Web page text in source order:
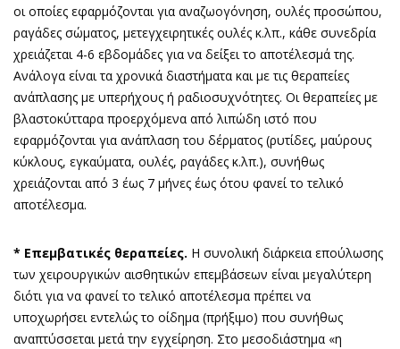
οι οποίες εφαρμόζονται για αναζωογόνηση, ουλές προσώπου,
ραγάδες σώματος, μετεγχειρητικές ουλές κ.λπ., κάθε συνεδρία
χρειάζεται 4-6 εβδομάδες για να δείξει το αποτέλεσμά της.
Ανάλογα είναι τα χρονικά διαστήματα και με τις θεραπείες
ανάπλασης με υπερήχους ή ραδιοσυχνότητες. Οι θεραπείες με
βλαστοκύτταρα προερχόμενα από λιπώδη ιστό που
εφαρμόζονται για ανάπλαση του δέρματος (ρυτίδες, μαύρους
κύκλους, εγκαύματα, ουλές, ραγάδες κ.λπ.), συνήθως
χρειάζονται από 3 έως 7 μήνες έως ότου φανεί το τελικό
αποτέλεσμα.
* Επεμβατικές θεραπείες. Η συνολική διάρκεια επούλωσης
των χειρουργικών αισθητικών επεμβάσεων είναι μεγαλύτερη
διότι για να φανεί το τελικό αποτέλεσμα πρέπει να
υποχωρήσει εντελώς το οίδημα (πρήξιμο) που συνήθως
αναπτύσσεται μετά την εγχείρηση. Στο μεσοδιάστημα «η